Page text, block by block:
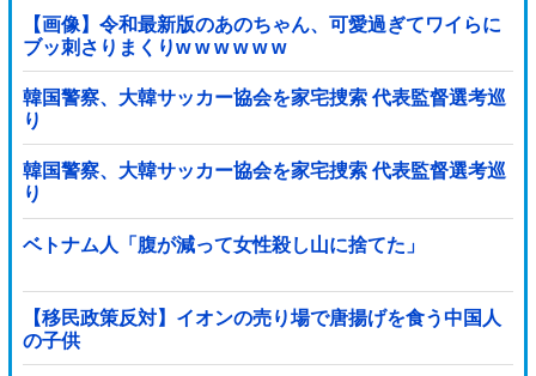
【画像】令和最新版のあのちゃん、可愛過ぎてワイらに
ブッ刺さりまくりw w w w w w
韓国警察、大韓サッカー協会を家宅捜索 代表監督選考巡
り
韓国警察、大韓サッカー協会を家宅捜索 代表監督選考巡
り
ベトナム人「腹が減って女性殺し山に捨てた」
【移民政策反対】イオンの売り場で唐揚げを食う中国人
の子供